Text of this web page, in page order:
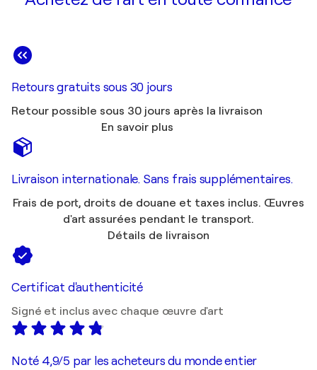
Retours gratuits sous 30 jours
Retour possible sous 30 jours après la livraison
En savoir plus
Livraison internationale. Sans frais supplémentaires.
Frais de port, droits de douane et taxes inclus. Œuvres
d'art assurées pendant le transport.
Détails de livraison
Certificat d'authenticité
Signé et inclus avec chaque œuvre d'art
Noté 4,9/5 par les acheteurs du monde entier